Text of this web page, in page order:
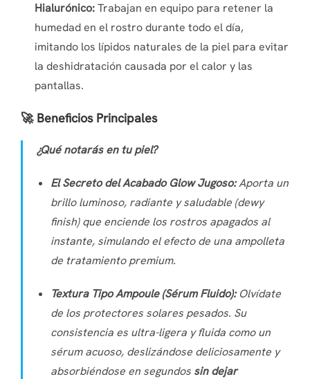
Hialurónico:Trabajan en equipo para retener la
humedad en el rostro durante todo el día,
imitando los lípidos naturales de la piel para evitar
la deshidratación causada por el calor y las
pantallas.
🚀 Beneficios Principales
¿Qué notarás en tu piel?
El Secreto del AcabadoGlowJugoso:Aporta un
brillo luminoso, radiante y saludable (dewy
finish) que enciende los rostros apagados al
instante, simulando el efecto de una ampolleta
de tratamiento premium.
Textura Tipo Ampoule (Sérum Fluido):Olvídate
de los protectores solares pesados. Su
consistencia es ultra-ligera y fluida como un
sérum acuoso, deslizándose deliciosamente y
absorbiéndose en segundos sin dejar